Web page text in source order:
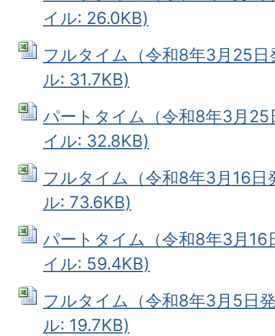
イル: 26.0KB)
フルタイム（令和8年3月25
ル: 31.7KB)
パートタイム（令和8年3月
イル: 32.8KB)
フルタイム（令和8年3月16
ル: 73.6KB)
パートタイム（令和8年3月16
イル: 59.4KB)
フルタイム（令和8年3月5日
ル: 19.7KB)